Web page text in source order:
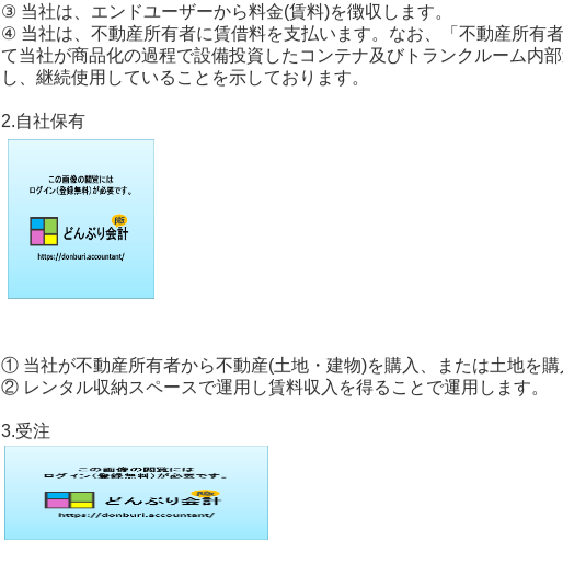
③ 当社は、エンドユーザーから料金(賃料)を徴収します。
④ 当社は、不動産所有者に賃借料を支払います。なお、「不動産所有
て当社が商品化の過程で設備投資したコンテナ及びトランクルーム内
し、継続使用していることを示しております。
2.自社保有
① 当社が不動産所有者から不動産(土地・建物)を購入、または土地を購
② レンタル収納スペースで運用し賃料収入を得ることで運用します。
3.受注